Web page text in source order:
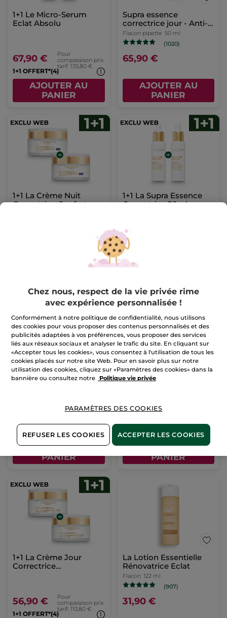
1+1 Le Micro-Serum
Eclat Absolu
67,90 €
Pour
comparaison prix
tarif: 135,80 €
1+1 OFFERT*(4)
AJOUTER AU
PANIER
Supra essence
correctrice jour - Anti-
Âge Global
Flacon pipette 50 ml
(1020)
65,90 €
AJOUTER AU
PANIER
1+1 La Crème Nuit
Correctrice Confort -
comparaison prix
1+1 La Supra Essence
Correctrice 30ml
59,90 €
1+1 OFFERT*(4)
1+1 La Crème Jour
1+1 OFFERT*(4)
AJOUTER AU
PANIER
1+1 Soin Illuminateur
Anti Âge Global
1+1 OFFERT*(4)
AJOUTER AU
PANIER
1+1 La Crème Jour
Correctrice
56,90 €
Pour
comparaison prix
tarif: 113,80 €
1+1 OFFERT*(4)
La Lotion Essentielle
Rénovatrice Eclat
Flacon 122 ml
(907)
31,90 €
Chez nous, respect de la vie privée rime
avec expérience personnalisée !
Conformément à notre politique de confidentialité, nous utilisons
des cookies pour vous proposer des contenus personnalisés et des
publicités adaptées à vos préférences, vous proposer des services
liés aux réseaux sociaux et analyser le trafic du site. En cliquant sur
«Accepter tous les cookies», vous consentez à l'utilisation de tous les
cookies placés sur notre site Web. Pour en savoir plus sur notre
utilisation des cookies, cliquez sur «Paramètres des cookies» dans la
bannière ou consultez notre
Politique vie privée
PARAMÈTRES DES COOKIES
REFUSER LES COOKIES ACCEPTER LES COOKIES